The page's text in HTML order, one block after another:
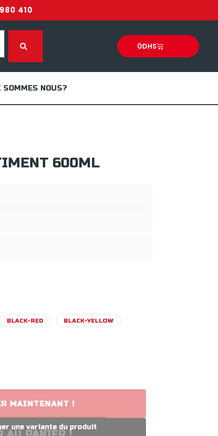
410
0DHS
SOMMES NOUS?
600ML
BLACK-RED BLACK-YELLOW
MAINTENANT !